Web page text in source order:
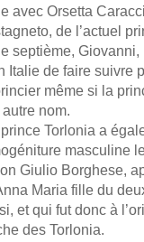
avec Orsetta
de l’actuel
septième, Giovanni,
Italie de faire suivre
même si la
nom.
Torlonia a
masculine
Giulio Borghese,
Maria fille du
et qui fut donc à
des Torlonia.